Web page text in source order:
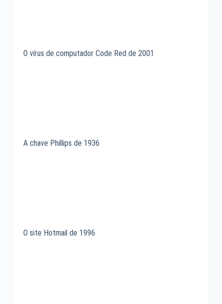
O vírus de computador Code Red de 2001
A chave Phillips de 1936
O site Hotmail de 1996